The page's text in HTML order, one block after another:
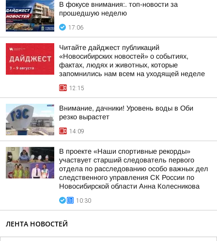
В фокусе внимания:. топ-новости за
прошедшую неделю
17:06
Читайте дайджест публикаций
«Новосибирских новостей» о событиях,
фактах, людях и животных, которые
запомнились нам всем на уходящей неделе
12:15
Внимание, дачники! Уровень воды в Оби
резко вырастет
14:09
В проекте «Наши спортивные рекорды»
участвует старший следователь первого
отдела по расследованию особо важных дел
следственного управления СК России по
Новосибирской области Анна Колесникова
10:30
ЛЕНТА НОВОСТЕЙ